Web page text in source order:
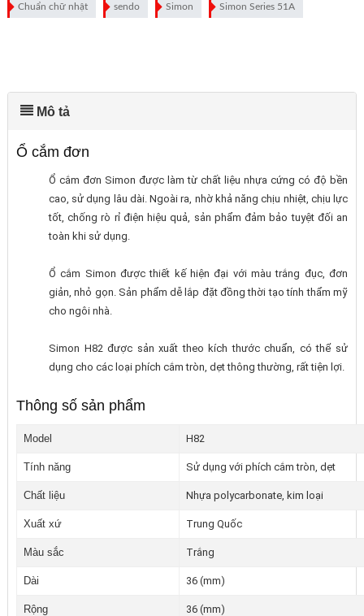
Chuẩn chữ nhật sendo Simon Simon Series 51A
Mô tả
Ổ cắm đơn
Ổ cắm đơn Simon được làm từ chất liệu nhựa cứng có độ bền
cao, sử dụng lâu dài. Ngoài ra, nhờ khả năng chịu nhiệt, chịu lực
tốt, chống rò rỉ điện hiệu quả, sản phẩm đảm bảo tuyệt đối an
toàn khi sử dụng.
Ổ cắm Simon được thiết kế hiện đại với màu trắng đục, đơn
giản, nhỏ gọn. Sản phẩm dễ lắp đặt đồng thời tạo tính thẩm mỹ
cho ngôi nhà.
Simon H82 được sản xuất theo kích thước chuẩn, có thể sử
dụng cho các loại phích cắm tròn, dẹt thông thường, rất tiện lợi.
Thông số sản phẩm
Model H82
Tính năng Sử dụng với phích cắm tròn, dẹt
Chất liệu Nhựa polycarbonate, kim loại
Xuất xứ Trung Quốc
Màu sắc Trắng
Dài 36 (mm)
Rộng 36 (mm)